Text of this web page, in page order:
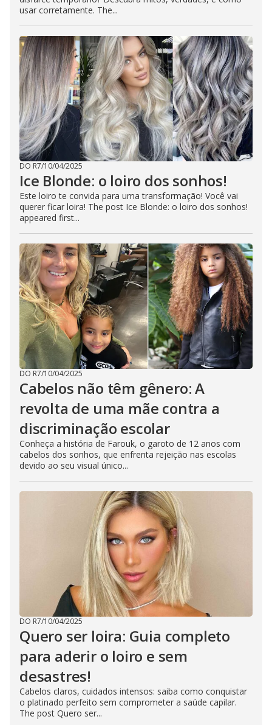
usar corretamente. The...
DO R7/10/04/2025
Ice Blonde: o loiro dos sonhos!
Este loiro te convida para uma transformação! Você vai
querer ficar loira! The post Ice Blonde: o loiro dos sonhos!
appeared first...
DO R7/10/04/2025
Cabelos não têm gênero: A
revolta de uma mãe contra a
discriminação escolar
Conheça a história de Farouk, o garoto de 12 anos com
cabelos dos sonhos, que enfrenta rejeição nas escolas
devido ao seu visual único...
DO R7/10/04/2025
Quero ser loira: Guia completo
para aderir o loiro e sem
desastres!
Cabelos claros, cuidados intensos: saiba como conquistar
o platinado perfeito sem comprometer a saúde capilar.
The post Quero ser...